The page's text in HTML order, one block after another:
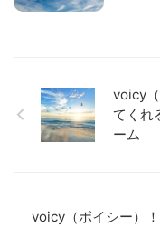
voicy
てくれ
ーム
voicy（ボイシー）